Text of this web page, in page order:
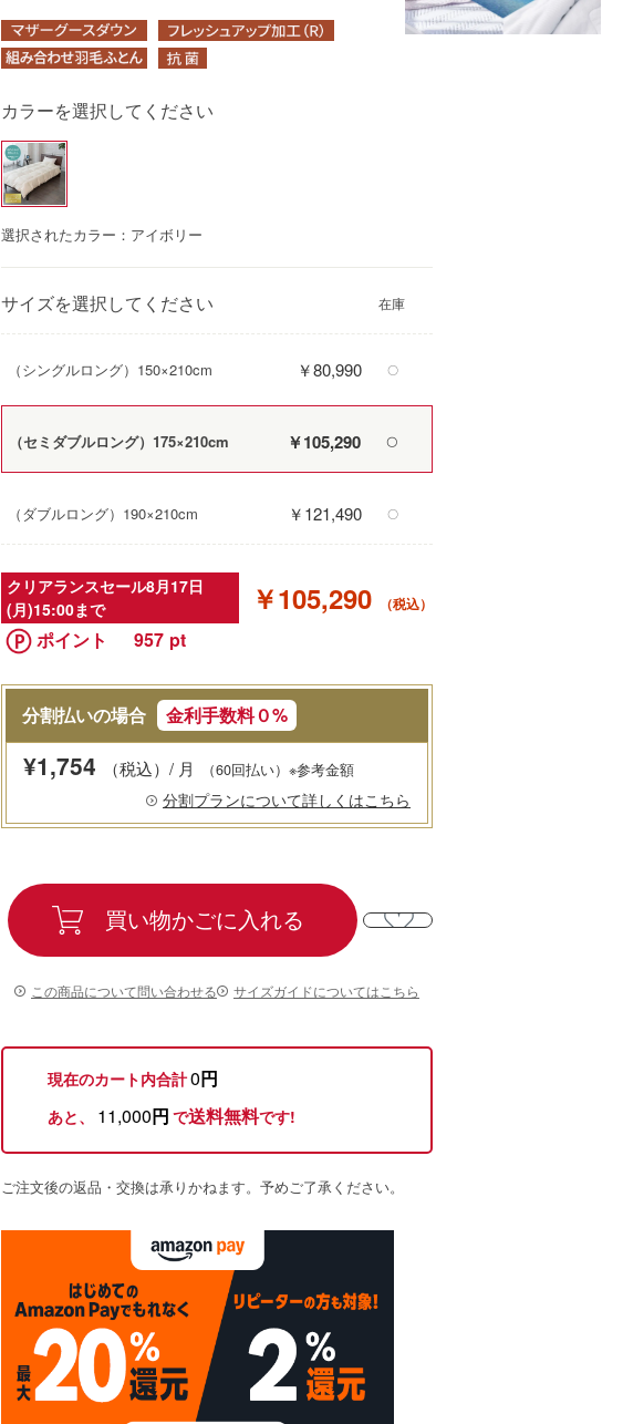
クリアランスセール8月17日
(月)15:00まで
￥105,290
ポイント 957
分割払いの場合 金利手数料０%
¥1,754 （税込）/ 月 （60回払い）※参考金額
分割プランについて詳しくはこちら
現在のカート内合計0円
あと、 11,000円 で送料無料です!
カラーを選択してください
選択されたカラー：アイボリー
サイズを選択してください
（シングルロング）150×210cm ￥80,990 〇
（セミダブルロング）175×210cm ￥105,290 〇
（ダブルロング）190×210cm ￥121,490 〇
買い物かごに入れる
この商品について問い合わせる サイズガイドについてはこちら
ご注文後の返品・交換は承りかねます。予めご了承ください。